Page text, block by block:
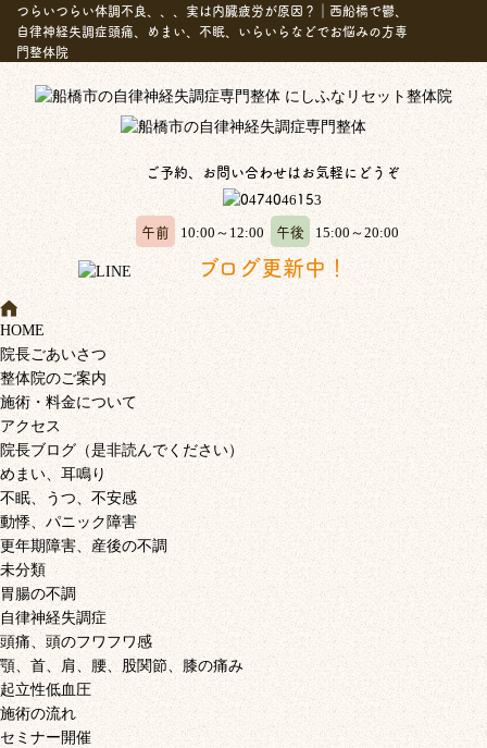
つらいつらい体調不良、、、実は内臓疲労が原因？｜西船橋で鬱、
自律神経失調症頭痛、めまい、不眠、いらいらなどでお悩みの方専
門整体院
ご予約、お問い合わせはお気軽にどうぞ
午前 10:00～12:00 午後 15:00～20:00
ブログ更新中！
HOME
院長ごあいさつ
整体院のご案内
施術・料金について
アクセス
院長ブログ（是非読んでください）
めまい、耳鳴り
不眠、うつ、不安感
動悸、パニック障害
更年期障害、産後の不調
未分類
胃腸の不調
自律神経失調症
頭痛、頭のフワフワ感
顎、首、肩、腰、股関節、膝の痛み
起立性低血圧
施術の流れ
セミナー開催